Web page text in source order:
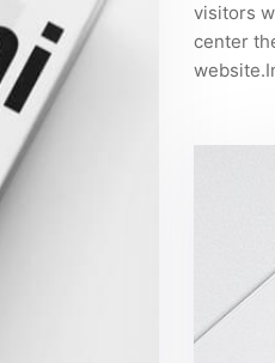
visitors
center